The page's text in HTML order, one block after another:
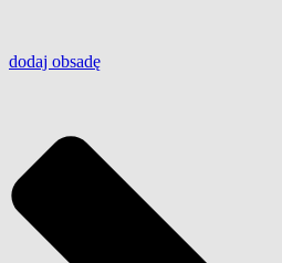
dodaj obsadę